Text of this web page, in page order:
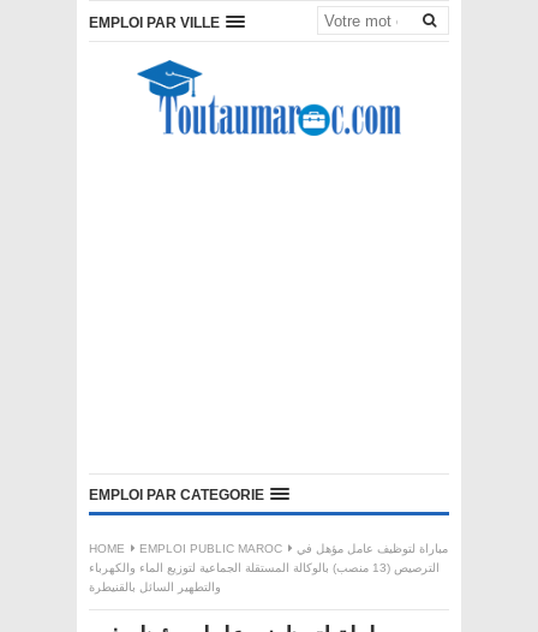
EMPLOI PAR VILLE
EMPLOI PAR CATEGORIE
HOME EMPLOI PUBLIC MAROC
مباراة لتوظيف عامل مؤهل في
الترصيص (13 منصب) بالوكالة المستقلة الجماعية لتوزيع الماء والكهرباء
والتطهير السائل بالقنيطرة